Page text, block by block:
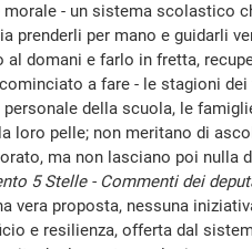
morale - un sistema scolastico
prenderli per mano e guidarli
al domani e farlo in fretta,
a fare - le stagioni
personale della scuola, le
loro pelle; non meritano di
ma non lasciano poi nulla
5 Stelle - Commenti dei
vera proposta, nessuna
e resilienza, offerta dal